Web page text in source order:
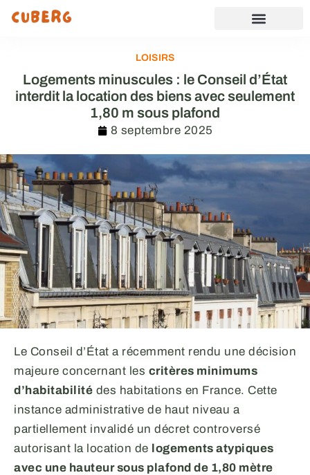
LOISIRS
Logements minuscules : le Conseil d’État
interdit la location des biens avec seulement
1,80 m sous plafond
8 septembre 2025
Le Conseil d’État a récemment rendu une décision
majeure concernant les critères minimums
d’habitabilité des habitations en France. Cette
instance administrative de haut niveau a
partiellement invalidé un décret controversé
autorisant la location de logements atypiques
avec une hauteur sous plafond de 1,80 mètre